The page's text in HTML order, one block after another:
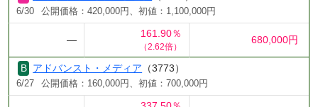
6/30 公開価格：420,000円、初値：1,100,000円
―
161.90％
（2.62倍）
680,000円
アドバンスト・メディア （3773）
6/27 公開価格：160,000円、初値：700,000円